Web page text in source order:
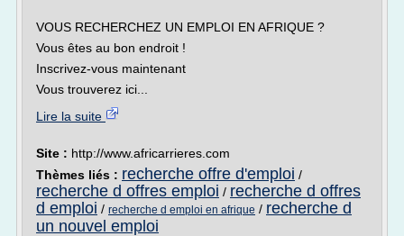
VOUS RECHERCHEZ UN EMPLOI EN AFRIQUE ?
Vous êtes au bon endroit !
Inscrivez-vous maintenant
Vous trouverez ici...
Lire la suite
Site : http://www.africarrieres.com
Thèmes liés : recherche offre d'emploi /
recherche d offres emploi / recherche d offres
d emploi / recherche d emploi en afrique / recherche d
un nouvel emploi